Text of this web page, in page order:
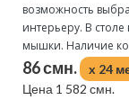
возможность
интерьеру. В
мышки. Наличие
86 смн.
x 24
Цена 1 582 смн.